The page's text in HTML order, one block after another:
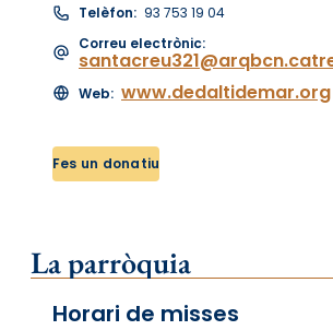
Telèfon: 93 753 19 04
Correu electrònic:
Web: www.dedaltidemar.org
Fes un donatiu
La parròquia
Horari de misses